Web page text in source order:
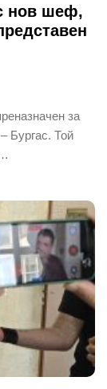
нов шеф,
за
Бургас. Той